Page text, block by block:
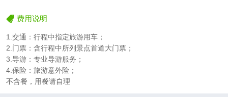
费用说明
1.交通：行程中指定旅游用车；
2.门票：含行程中所列景点首道大门票；
3.导游：专业导游服务；
4.保险：旅游意外险；
不含餐，用餐请自理